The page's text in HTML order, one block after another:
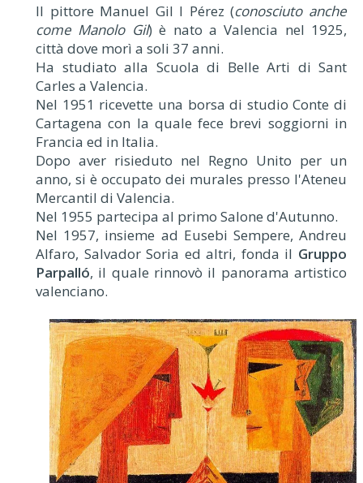
Il pittore Manuel Gil I Pérez (conosciuto anche
come Manolo Gil) è nato a Valencia nel 1925,
città dove morì a soli 37 anni.
Ha studiato alla Scuola di Belle Arti di Sant
Carles a Valencia.
Nel 1951 ricevette una borsa di studio Conte di
Cartagena con la quale fece brevi soggiorni in
Francia ed in Italia.
Dopo aver risieduto nel Regno Unito per un
anno, si è occupato dei murales presso l'Ateneu
Mercantil di Valencia.
Nel 1955 partecipa al primo Salone d'Autunno.
Nel 1957, insieme ad Eusebi Sempere, Andreu
Alfaro, Salvador Soria ed altri, fonda il Gruppo
Parpalló, il quale rinnovò il panorama artistico
valenciano.